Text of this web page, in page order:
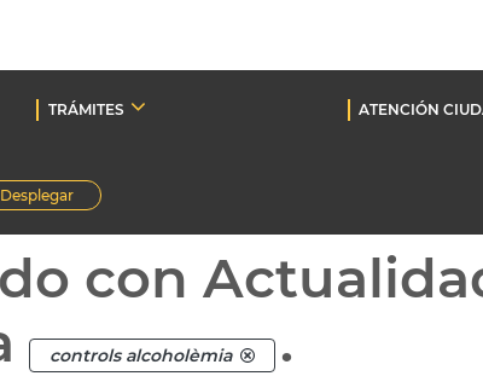
TRÁMITES
ATENCIÓN
Desplegar
con
controls alcoholèmia .